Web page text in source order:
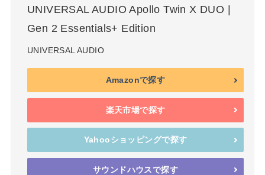
UNIVERSAL AUDIO Apollo Twin X DUO |
Gen 2 Essentials+ Edition
UNIVERSAL AUDIO
Amazonで探す
楽天市場で探す
Yahooショッピングで探す
サウンドハウスで探す